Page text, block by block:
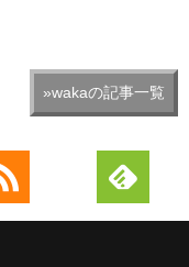
»wakaの記事一覧